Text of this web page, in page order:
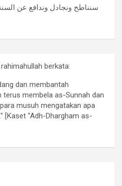
berkata:
dan membantah
terus membela as-Sunnah dan
musuh mengatakan apa
[Kaset "Adh-Dhargham as-